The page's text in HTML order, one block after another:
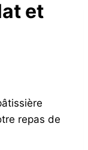
et
repas de